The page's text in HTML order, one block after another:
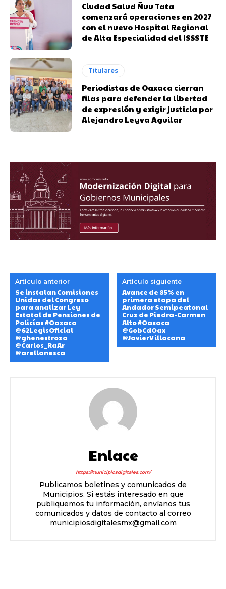
Ciudad Salud Ñuu Tata
comenzará operaciones en 2027
con el nuevo Hospital Regional
de Alta Especialidad del ISSSTE
Titulares
Periodistas de Oaxaca cierran
filas para defender la libertad
de expresión y exigir justicia por
Alejandro Leyva Aguilar
Artículo anterior
Se instalan Comisiones
Unidas del Congreso
para analizar Ley
Estatal de Pensiones de
Policías #Oaxaca
@62LegisOficial
@ghenestroza
@Carlos_RaAr
@arellanesca
Artículo siguiente
Avance de 85% en
primera etapa del
Andador Semipeatonal
Cruz de Piedra-Carmen
Alto #Oaxaca
@GobCdOax
@JavierVillacana
Enlace
https://municipiosdigitales.com/
Publicamos boletines y comunicados de
Municipios. Si estás interesado en que
publiquemos tu información, envíanos tus
comunicados y datos de contacto al correo
municipiosdigitalesmx@gmail.com